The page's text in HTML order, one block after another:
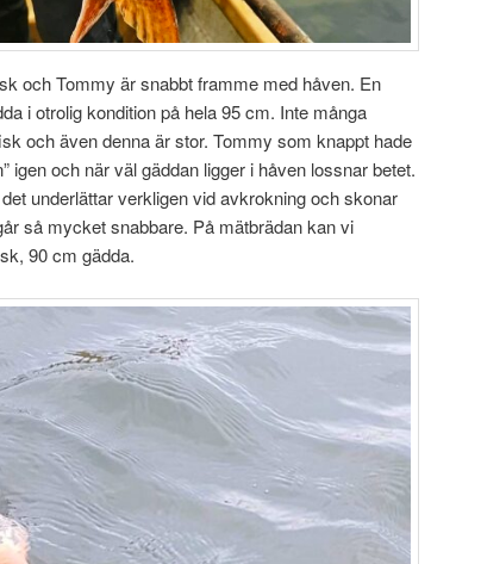
och Tommy är snabbt framme med håven. En
i otrolig kondition på hela 95 cm. Inte många
och även denna är stor. Tommy som knappt hade
igen och när väl gäddan ligger i håven lossnar betet.
underlättar verkligen vid avkrokning och skonar
så mycket snabbare. På mätbrädan kan vi
90 cm gädda.